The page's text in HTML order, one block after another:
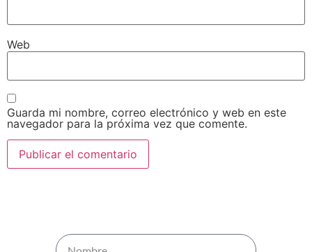
Web
Guarda mi nombre, correo electrónico y web en este
navegador para la próxima vez que comente.